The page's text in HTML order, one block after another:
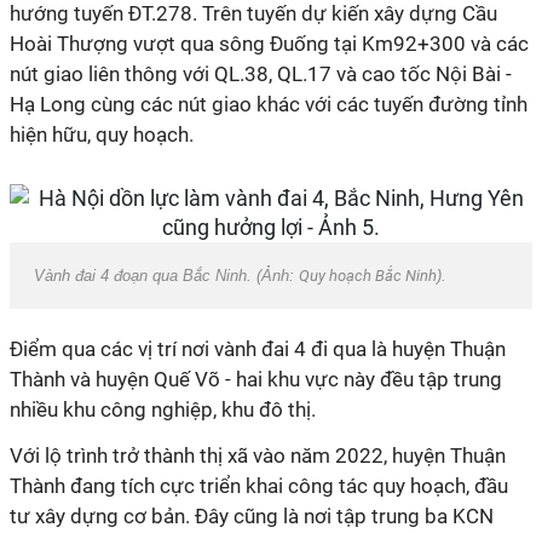
hướng tuyến ĐT.278. Trên tuyến dự kiến xây dựng Cầu
Hoài Thượng vượt qua sông Đuống tại Km92+300 và các
nút giao liên thông với QL.38, QL.17 và cao tốc Nội Bài -
Hạ Long cùng các nút giao khác với các tuyến đường tỉnh
hiện hữu, quy hoạch.
Vành đai 4 đoạn qua Bắc Ninh. (Ảnh: Quy hoạch Bắc Ninh).
Điểm qua các vị trí nơi vành đai 4 đi qua là huyện Thuận
Thành và huyện Quế Võ - hai khu vực này đều tập trung
nhiều khu công nghiệp, khu đô thị.
Với lộ trình trở thành thị xã vào năm 2022, huyện Thuận
Thành đang tích cực triển khai công tác quy hoạch, đầu
tư xây dựng cơ bản. Đây cũng là nơi tập trung ba KCN